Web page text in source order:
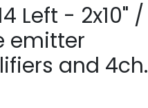
Left - 2x10" /
emitter
and 4ch.